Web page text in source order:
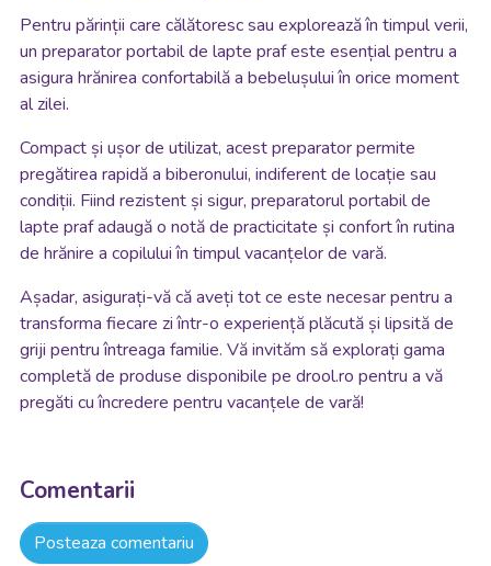
Pentru părinții care călătoresc sau explorează în timpul verii,
un preparator portabil de lapte praf este esențial pentru a
asigura hrănirea confortabilă a bebelușului în orice moment
al zilei.
Compact și ușor de utilizat, acest preparator permite
pregătirea rapidă a biberonului, indiferent de locație sau
condiții. Fiind rezistent și sigur, preparatorul portabil de
lapte praf adaugă o notă de practicitate și confort în rutina
de hrănire a copilului în timpul vacanțelor de vară.
Așadar, asigurați-vă că aveți tot ce este necesar pentru a
transforma fiecare zi într-o experiență plăcută și lipsită de
griji pentru întreaga familie. Vă invităm să explorați gama
completă de produse disponibile pe drool.ro pentru a vă
pregăti cu încredere pentru vacanțele de vară!
Comentarii
Posteaza comentariu